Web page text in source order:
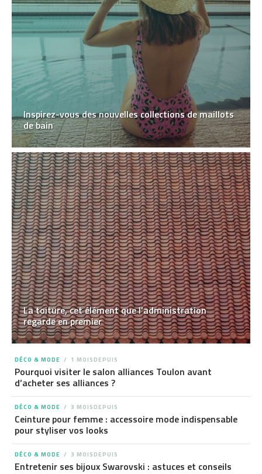
Inspirez-vous des nouvelles collections de maillots
de bain
La toiture, cet élément que l’administration
regarde en premier
DÉCO & MODE 1 MOISDEPUIS
Pourquoi visiter le salon alliances Toulon avant
d’acheter ses alliances ?
DÉCO & MODE 3 MOISDEPUIS
Ceinture pour femme : accessoire mode indispensable
pour styliser vos looks
DÉCO & MODE 3 MOISDEPUIS
Entretenir ses bijoux Swarovski : astuces et conseils